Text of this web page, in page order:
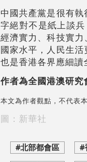
中國共產黨是很有
字絕對不是紙上談
經濟實力、科技實
國家水平，人民生
也是香港各界應細讀
作者為全國港澳研
本文為作者觀點，不代表
圖：新華社
#北部都會區 #